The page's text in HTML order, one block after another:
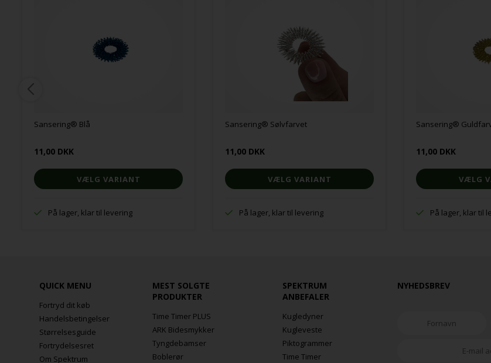
Sansering® Blå
11,00 DKK
VÆLG VARIANT
På lager, klar til levering
Sansering® Sølvfarvet
11,00 DKK
VÆLG VARIANT
På lager, klar til levering
Sansering®
11,00 DKK
VÆLG
På lager, klar til
QUICK MENU
Fortryd dit køb
Handelsbetingelser
Størrelsesguide
Fortrydelsesret
Om Spektrum
MEST SOLGTE
PRODUKTER
Time Timer PLUS
ARK Bidesmykker
Tyngdebamser
Boblerør
SPEKTRUM
ANBEFALER
Kugledyner
Kugleveste
Piktogrammer
Time Timer
NYHEDSBREV